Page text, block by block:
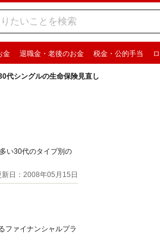
金 退職金・老後のお金 税金・公的手当
代シングルの生命保険見直し
い30代のタイプ別の
新日：2008年05月15日
ファイナンシャルプラ